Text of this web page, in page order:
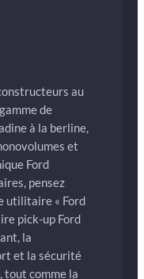
au
de
à la berline,
et
Ford
pensez
utilitaire « Ford
pick-up Ford
la
et la sécurité
tout comme la